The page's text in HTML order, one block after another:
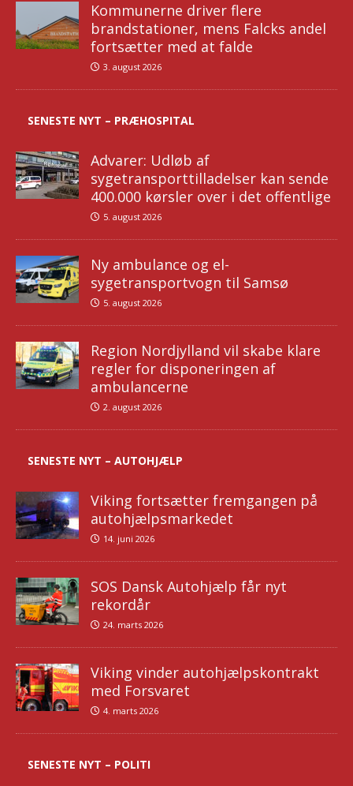
Kommunerne driver flere
brandstationer, mens Falcks andel
fortsætter med at falde
3. august 2026
SENESTE NYT – PRÆHOSPITAL
Advarer: Udløb af
sygetransporttilladelser kan sende
400.000 kørsler over i det offentlige
5. august 2026
Ny ambulance og el-
sygetransportvogn til Samsø
5. august 2026
Region Nordjylland vil skabe klare
regler for disponeringen af
ambulancerne
2. august 2026
SENESTE NYT – AUTOHJÆLP
Viking fortsætter fremgangen på
autohjælpsmarkedet
14. juni 2026
SOS Dansk Autohjælp får nyt
rekordår
24. marts 2026
Viking vinder autohjælpskontrakt
med Forsvaret
4. marts 2026
SENESTE NYT – POLITI